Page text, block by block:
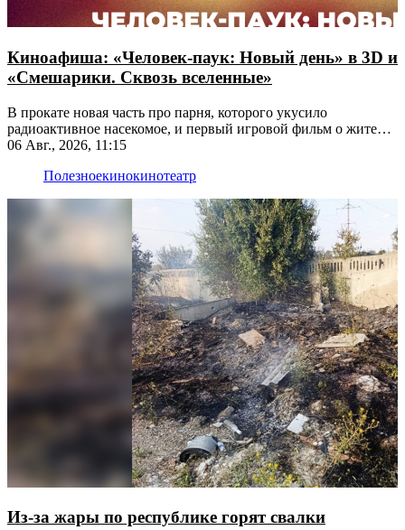
Киноафиша: «Человек-паук: Новый день» в 3D и
«Смешарики. Сквозь вселенные»
В прокате новая часть про парня, которого укусило
радиоактивное насекомое, и первый игровой фильм о жителях
Ромашковой долины
06 Авг., 2026, 11:15
Полезноекинокинотеатр
Из-за жары по республике горят свалки